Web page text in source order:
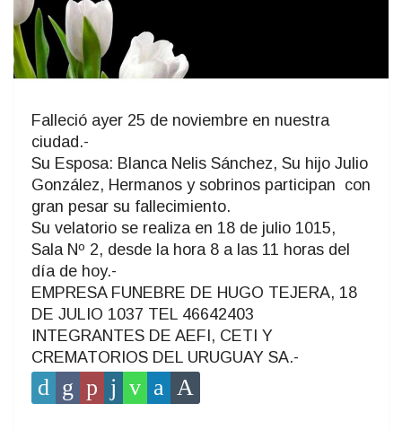
Falleció ayer 25 de noviembre en nuestra
ciudad.-
Su Esposa: Blanca Nelis Sánchez, Su hijo Julio
González, Hermanos y sobrinos participan con
gran pesar su fallecimiento.
Su velatorio se realiza en 18 de julio 1015,
Sala Nº 2, desde la hora 8 a las 11 horas del
día de hoy.-
EMPRESA FUNEBRE DE HUGO TEJERA, 18
DE JULIO 1037 TEL 46642403
INTEGRANTES DE AEFI, CETI Y
CREMATORIOS DEL URUGUAY SA.-